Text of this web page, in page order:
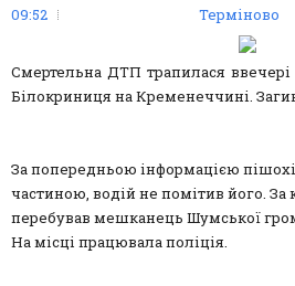
09:52 Терміново
Смертельна ДТП трапилася
Білокриниця на Кременеччині.
За попередньою інформацією
частиною, водій не помітив його.
перебував мешканець Шумської
На місці працювала поліція.